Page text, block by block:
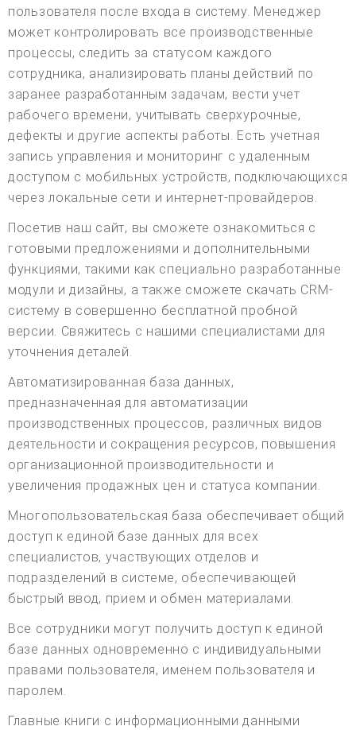
пользователя после входа в систему. Менеджер
может контролировать все производственные
процессы, следить за статусом каждого
сотрудника, анализировать планы действий по
заранее разработанным задачам, вести учет
рабочего времени, учитывать сверхурочные,
дефекты и другие аспекты работы. Есть учетная
запись управления и мониторинг с удаленным
доступом с мобильных устройств, подключающихся
через локальные сети и интернет-провайдеров.
Посетив наш сайт, вы сможете ознакомиться с
готовыми предложениями и дополнительными
функциями, такими как специально разработанные
модули и дизайны, а также сможете скачать CRM-
систему в совершенно бесплатной пробной
версии. Свяжитесь с нашими специалистами для
уточнения деталей.
Автоматизированная база данных,
предназначенная для автоматизации
производственных процессов, различных видов
деятельности и сокращения ресурсов, повышения
организационной производительности и
увеличения продажных цен и статуса компании.
Многопользовательская база обеспечивает общий
доступ к единой базе данных для всех
специалистов, участвующих отделов и
подразделений в системе, обеспечивающей
быстрый ввод, прием и обмен материалами.
Все сотрудники могут получить доступ к единой
базе данных одновременно с индивидуальными
правами пользователя, именем пользователя и
паролем.
Главные книги с информационными данными